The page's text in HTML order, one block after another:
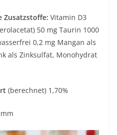
Zusatzstoffe: Vitamin D3
50 mg Taurin 1000
0,2 mg Mangan als
als Zinksulfat, Monohydrat
(berechnet) 1,70%